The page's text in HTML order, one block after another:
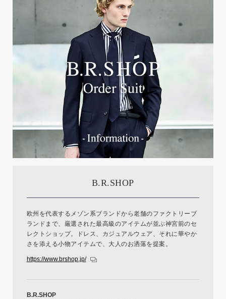
B.R.SHOP
欧州を代表するメゾン系ブランドから老舗のファクトリーブ
ランドまで、厳選された最高級のアイテムが並ぶ神宮前のセ
レクトショップ。ドレス、カジュアルウェア、それに華やか
さを添える小物アイテムで、大人のお洒落を提案。
https://www.brshop.jp/
B.R.SHOP